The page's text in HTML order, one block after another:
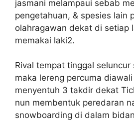
jasmani melampaui sebab
pengetahuan, & spesies lain
olahragawan dekat di setiap
memakai laki2.
Rival tempat tinggal seluncur
maka lereng percuma
menyentuh 3 takdir dekat
nun membentuk peredaran
snowboarding di dalam